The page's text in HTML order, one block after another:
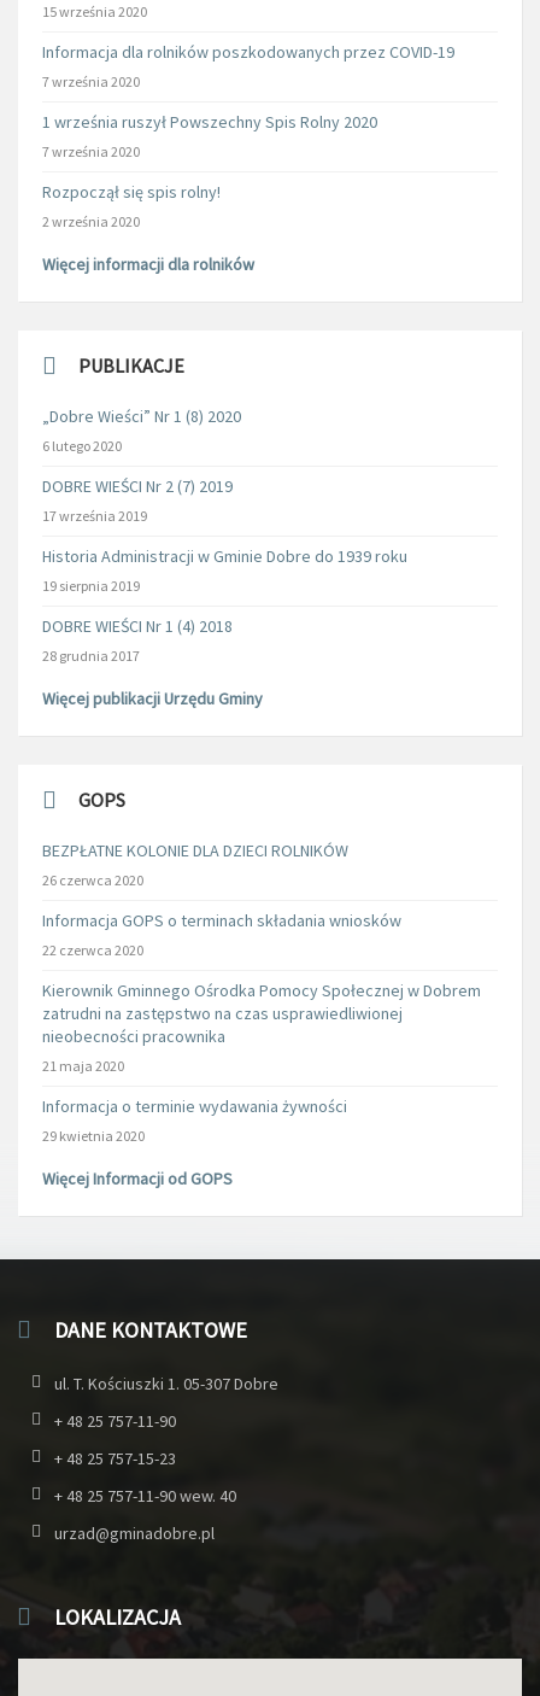
15 września 2020
Informacja dla rolników poszkodowanych przez COVID-19
7 września 2020
1 września ruszył Powszechny Spis Rolny 2020
7 września 2020
Rozpoczął się spis rolny!
2 września 2020
Więcej informacji dla rolników
PUBLIKACJE
„Dobre Wieści” Nr 1 (8) 2020
6 lutego 2020
DOBRE WIEŚCI Nr 2 (7) 2019
17 września 2019
Historia Administracji w Gminie Dobre do 1939 roku
19 sierpnia 2019
DOBRE WIEŚCI Nr 1 (4) 2018
28 grudnia 2017
Więcej publikacji Urzędu Gminy
GOPS
BEZPŁATNE KOLONIE DLA DZIECI ROLNIKÓW
26 czerwca 2020
Informacja GOPS o terminach składania wniosków
22 czerwca 2020
Kierownik Gminnego Ośrodka Pomocy Społecznej w Dobrem
zatrudni na zastępstwo na czas usprawiedliwionej
nieobecności pracownika
21 maja 2020
Informacja o terminie wydawania żywności
29 kwietnia 2020
Więcej Informacji od GOPS
DANE KONTAKTOWE
ul. T. Kościuszki 1. 05-307 Dobre
+ 48 25 757-11-90
+ 48 25 757-15-23
+ 48 25 757-11-90 wew. 40
urzad@gminadobre.pl
LOKALIZACJA